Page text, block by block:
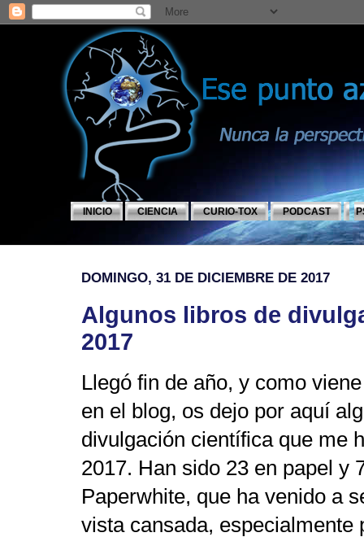
INICIO CIENCIA CURIO-TOX PODCAST
DOMINGO, 31 DE DICIEMBRE DE 2017
Algunos libros de
2017
Llegó fin de año, y como
en el blog, os dejo por aquí
divulgación científica que me
2017. Han sido 23 en papel y
Paperwhite, que ha venido a
vista cansada, especialmente